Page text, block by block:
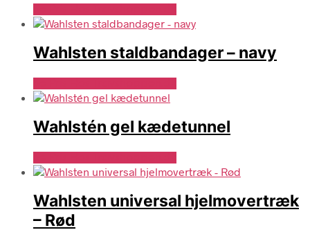
Wahlsten staldbandager – navy
Wahlstén gel kædetunnel
Wahlsten universal hjelmovertræk
– Rød